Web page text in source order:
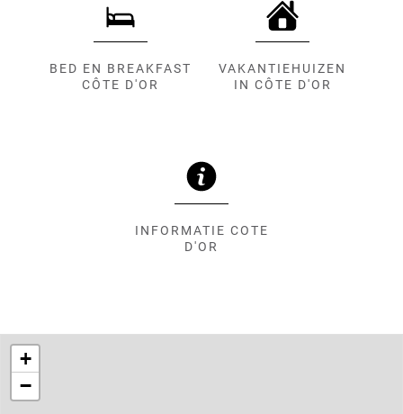
BED EN BREAKFAST
CÔTE D'OR
VAKANTIEHUIZEN
IN CÔTE D'OR
INFORMATIE COTE
D'OR
+
−